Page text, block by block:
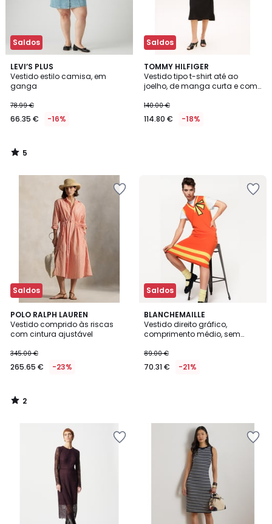
Saldos
LEVI’S PLUS
Vestido estilo camisa, em
ganga
78.99 €
66.35 € -16%
5
/
5
5
/
Saldos
TOMMY HILFIGER
Vestido tipo t-shirt até ao
joelho, de manga curta e com
140.00 €
114.80 € -18%
Saldos
POLO RALPH LAUREN
Vestido comprido às riscas
com cintura ajustável
345.00 €
265.65 € -23%
2
/
5
2
/
Saldos
BLANCHEMAILLE
Vestido direito gráfico,
comprimento médio, sem
em V
89.00 €
70.31 € -21%